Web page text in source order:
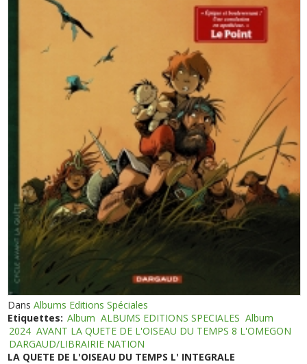
DansAlbums Editions Spéciales
Etiquettes: Album ALBUMS EDITIONS SPECIALES Album
2024 AVANT LA QUETE DE L'OISEAU DU TEMPS 8 L'OMEGON
DARGAUD/LIBRAIRIE NATION
LA QUETE DE L'OISEAU DU TEMPS L' INTEGRALE